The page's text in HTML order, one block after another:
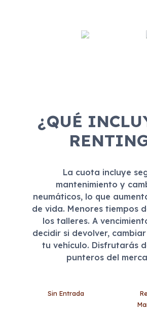
¿QUÉ
La cuota incluye
mantenimiento y
neumáticos, lo que
de vida. Menores tiempos
los talleres. A
decidir si devolver,
tu vehículo. Disfrutarás
punteros del
Sin Entrada